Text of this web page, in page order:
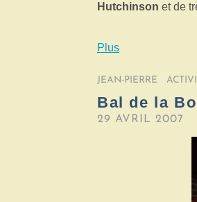
Hutchinson et de
Plus
JEAN-PIERRE /
Bal de la
29 AVRIL 2007